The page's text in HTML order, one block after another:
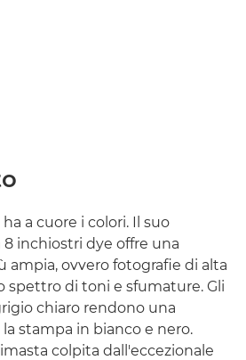
a cuore i colori. Il suo
8 inchiostri dye offre una
ampia, ovvero fotografie di alta
spettro di toni e sfumature. Gli
chiaro rendono una
stampa in bianco e nero.
colpita dall'eccezionale